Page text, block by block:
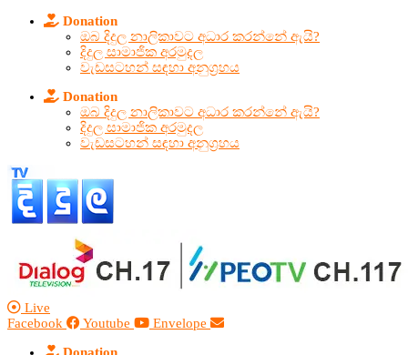
Donation
ඔබ දිදුල නාලිකාවට අධාර කරන්නේ ඇයි?
දිදුල සාමාජික අරමුදල
වැඩසටහන් සඳහා අනුග්‍රහය
Donation
ඔබ දිදුල නාලිකාවට අධාර කරන්නේ ඇයි?
දිදුල සාමාජික අරමුදල
වැඩසටහන් සඳහා අනුග්‍රහය
Live
Facebook
Youtube Envelope
Donation